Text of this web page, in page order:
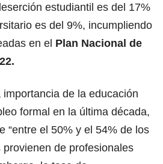
estudiantil es del 17%
es del 9%, incumpliendo
en el Plan Nacional de
de la educación
formal en la última década,
“entre el 50% y el 54% de los
de profesionales